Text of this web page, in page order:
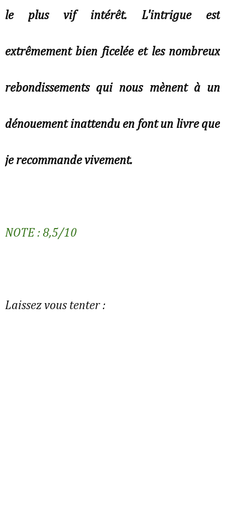
le plus vif intérêt. L'intrigue est
extrêmement bien ficelée et les nombreux
rebondissements qui nous mènent à un
dénouement inattendu en font un livre que
je recommande vivement.
NOTE : 8,5/10
Laissez vous tenter :